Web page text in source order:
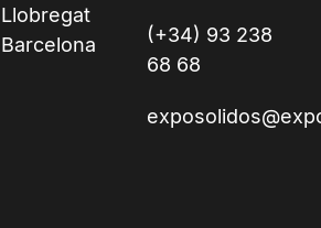
Llobregat
Barcelona
(+34) 93 238
68 68